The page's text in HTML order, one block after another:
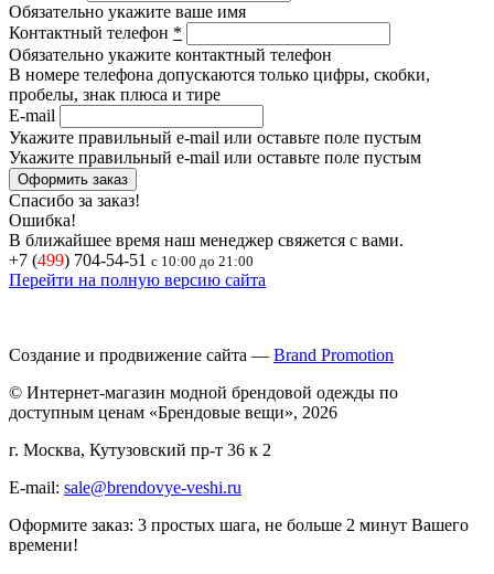
Обязательно укажите ваше имя
Контактный телефон *
Обязательно укажите контактный телефон
В номере телефона допускаются только цифры, скобки,
пробелы, знак плюса и тире
E-mail
Укажите правильный e-mail или оставьте поле пустым
Укажите правильный e-mail или оставьте поле пустым
Спасибо за заказ!
Ошибка!
В ближайшее время наш менеджер свяжется с вами.
+7 (499) 704-54-51 с 10:00 до 21:00
Перейти на полную версию сайта
Создание и продвижение сайта — Brand Promotion
© Интернет-магазин модной брендовой одежды по
доступным ценам «Брендовые вещи», 2026
г. Москва, Кутузовский пр-т 36 к 2
E-mail: sale@brendovye-veshi.ru
Оформите заказ: 3 простых шага, не больше 2 минут Вашего
времени!